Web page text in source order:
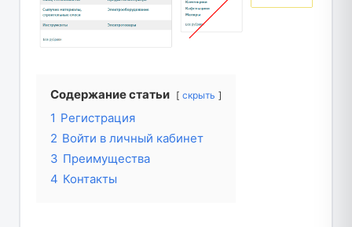
Содержание статьи скрыть
1 Регистрация
2 Войти в личный кабинет
3 Преимущества
4 Контакты